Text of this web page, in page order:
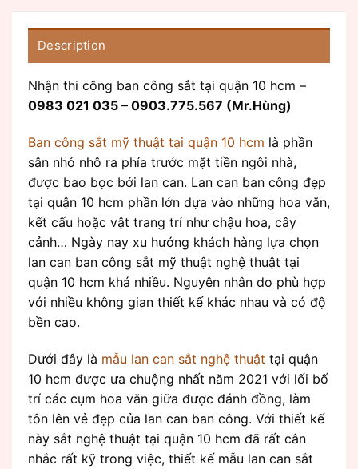
Description
Nhận thi công ban công sắt tại quận 10 hcm –
0983 021 035 – 0903.775.567 (Mr.Hùng)
Ban công sắt mỹ thuật tại quận 10 hcm là phần
sân nhỏ nhô ra phía trước mặt tiền ngôi nhà,
được bao bọc bởi lan can. Lan can ban công đẹp
tại quận 10 hcm phần lớn dựa vào những hoa văn,
kết cấu hoặc vật trang trí như chậu hoa, cây
cảnh… Ngày nay xu hướng khách hàng lựa chọn
lan can ban công sắt mỹ thuật nghệ thuật tại
quận 10 hcm khá nhiều. Nguyên nhân do phù hợp
với nhiều không gian thiết kế khác nhau và có độ
bền cao.
Dưới đây là mẫu lan can sắt nghệ thuật tại quận
10 hcm được ưa chuộng nhất năm 2021 với lối bố
trí các cụm hoa văn giữa được đánh đồng, làm
tôn lên vẻ đẹp của lan can ban công. Với thiết kế
này sắt nghệ thuật tại quận 10 hcm đã rất cân
nhắc rất kỹ trong việc, thiết kế mẫu lan can sắt